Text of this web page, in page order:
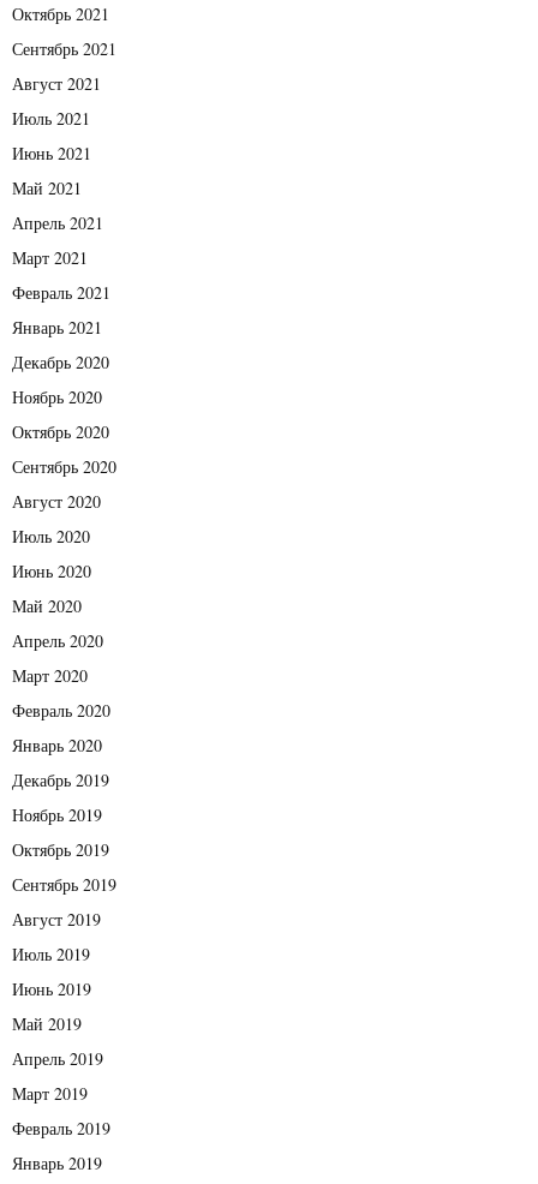
Октябрь 2021
Сентябрь 2021
Август 2021
Июль 2021
Июнь 2021
Май 2021
Апрель 2021
Март 2021
Февраль 2021
Январь 2021
Декабрь 2020
Ноябрь 2020
Октябрь 2020
Сентябрь 2020
Август 2020
Июль 2020
Июнь 2020
Май 2020
Апрель 2020
Март 2020
Февраль 2020
Январь 2020
Декабрь 2019
Ноябрь 2019
Октябрь 2019
Сентябрь 2019
Август 2019
Июль 2019
Июнь 2019
Май 2019
Апрель 2019
Март 2019
Февраль 2019
Январь 2019